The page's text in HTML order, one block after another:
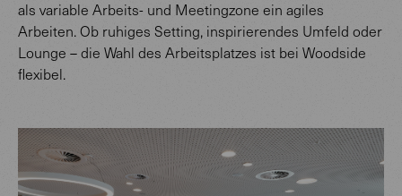
als variable Arbeits- und Meetingzone ein agiles
Arbeiten. Ob ruhiges Setting, inspirierendes Umfeld oder
Lounge – die Wahl des Arbeitsplatzes ist bei Woodside
flexibel.